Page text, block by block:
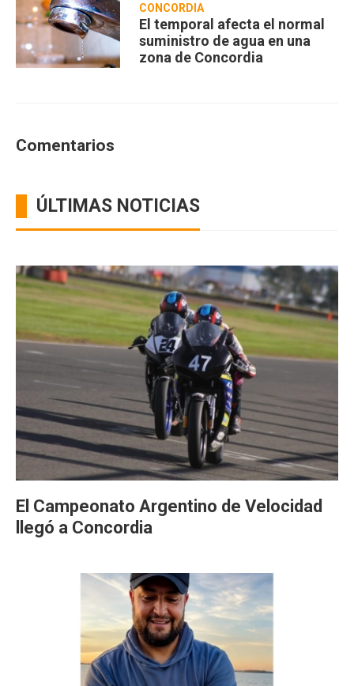
CONCORDIA
El temporal afecta el normal
suministro de agua en una
zona de Concordia
Comentarios
ÚLTIMAS NOTICIAS
El Campeonato Argentino de Velocidad
llegó a Concordia